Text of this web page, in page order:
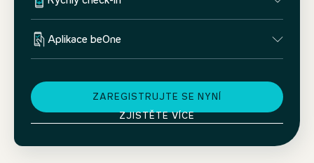
Aplikace beOne
ZAREGISTRUJTE SE NYNÍ
ZJISTĚTE VÍCE